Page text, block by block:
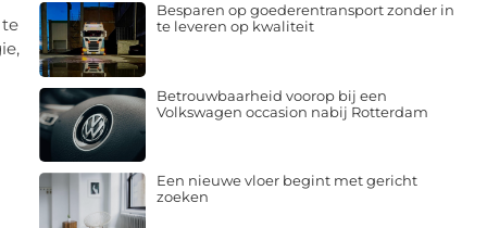
Besparen op goederentransport zonder in
te leveren op kwaliteit
Betrouwbaarheid voorop bij een
Volkswagen occasion nabij Rotterdam
Een nieuwe vloer begint met gericht
zoeken